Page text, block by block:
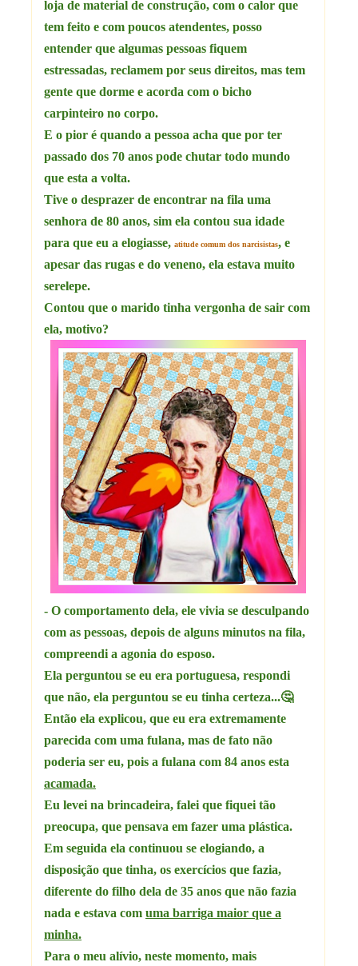
loja de material de construção, com o calor que
tem feito e com poucos atendentes, posso
entender que algumas pessoas fiquem
estressadas, reclamem por seus direitos, mas tem
gente que dorme e acorda com o bicho
carpinteiro no corpo.
E o pior é quando a pessoa acha que por ter
passado dos 70 anos pode chutar todo mundo
que esta a volta.
Tive o desprazer de encontrar na fila uma
senhora de 80 anos, sim ela contou sua idade
para que eu a elogiasse, atitude comum dos narcisistas, e
apesar das rugas e do veneno, ela estava muito
serelepe.
Contou que o marido tinha vergonha de sair com
ela, motivo?
- O comportamento dela, ele vivia se desculpando
com as pessoas, depois de alguns minutos na fila,
compreendi a agonia do esposo.
Ela perguntou se eu era portuguesa, respondi
que não, ela perguntou se eu tinha certeza...🤔
Então ela explicou, que eu era extremamente
parecida com uma fulana, mas de fato não
poderia ser eu, pois a fulana com 84 anos esta
acamada.
Eu levei na brincadeira, falei que fiquei tão
preocupa, que pensava em fazer uma plástica.
Em seguida ela continuou se elogiando, a
disposição que tinha, os exercícios que fazia,
diferente do filho dela de 35 anos que não fazia
nada e estava com uma barriga maior que a
minha.
Para o meu alívio, neste momento, mais